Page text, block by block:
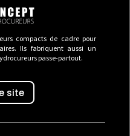
compacts de cadre pour
Ils fabriquent aussi un
passe-partout.
site